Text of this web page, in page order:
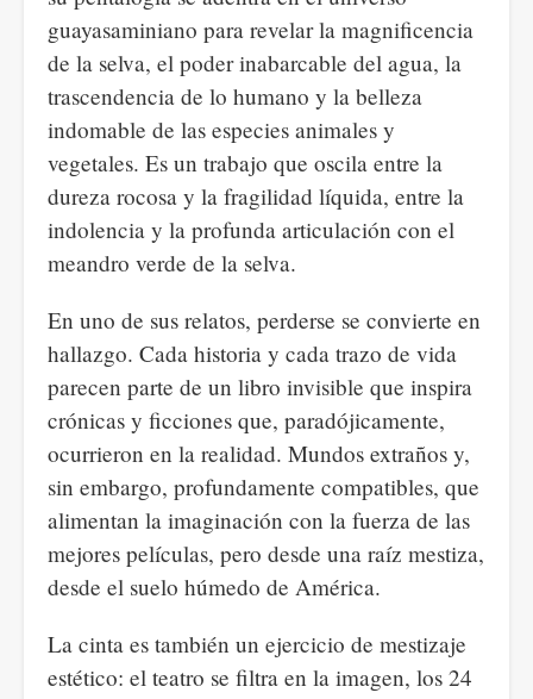
guayasaminiano para revelar la magnificencia
de la selva, el poder inabarcable del agua, la
trascendencia de lo humano y la belleza
indomable de las especies animales y
vegetales. Es un trabajo que oscila entre la
dureza rocosa y la fragilidad líquida, entre la
indolencia y la profunda articulación con el
meandro verde de la selva.
En uno de sus relatos, perderse se convierte en
hallazgo. Cada historia y cada trazo de vida
parecen parte de un libro invisible que inspira
crónicas y ficciones que, paradójicamente,
ocurrieron en la realidad. Mundos extraños y,
sin embargo, profundamente compatibles, que
alimentan la imaginación con la fuerza de las
mejores películas, pero desde una raíz mestiza,
desde el suelo húmedo de América.
La cinta es también un ejercicio de mestizaje
estético: el teatro se filtra en la imagen, los 24